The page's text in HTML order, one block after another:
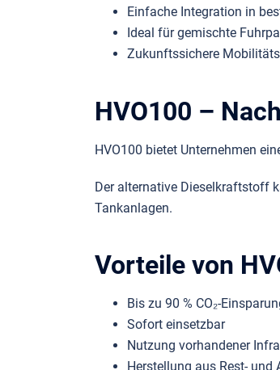
Einfache Integration in
Ideal für gemischte
Zukunftssichere
HVO100 –
HVO100 bietet Unternehmen
Der alternative Dieselkraftstoff
Tankanlagen.
Vorteile von
Bis zu 90 % CO₂-
Sofort einsetzbar
Nutzung vorhandener
Herstellung aus Rest-